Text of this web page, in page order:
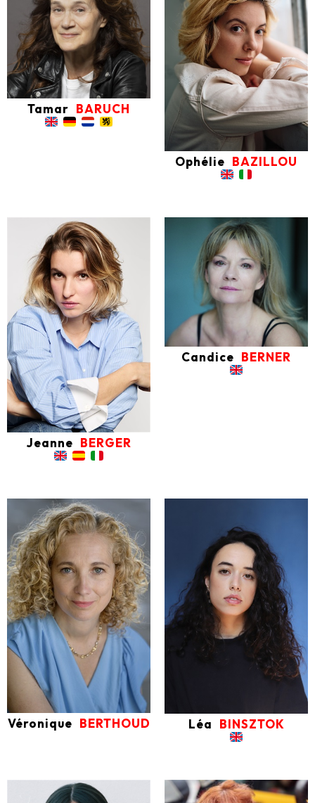
Tamar BARUCH
Ophélie BAZILLOU
Jeanne BERGER
Candice BERNER
Véronique BERTHOUD Léa BINSZTOK